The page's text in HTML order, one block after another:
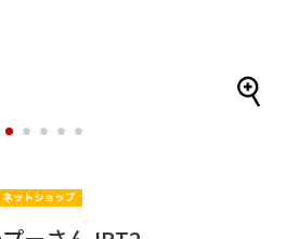
1 2 3 4 5